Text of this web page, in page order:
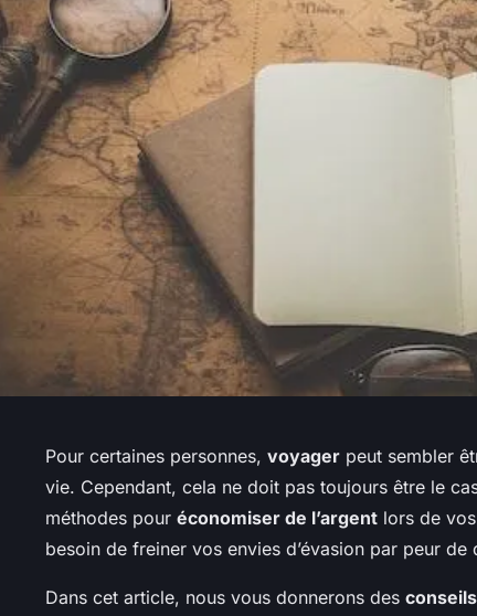
Pour certaines personnes, voyager peut sembler
vie. Cependant, cela ne doit pas toujours être le
méthodes pour économiser de l’argent lors de
besoin de freiner vos envies d’évasion par peur de
Dans cet article, nous vous donnerons des conseils